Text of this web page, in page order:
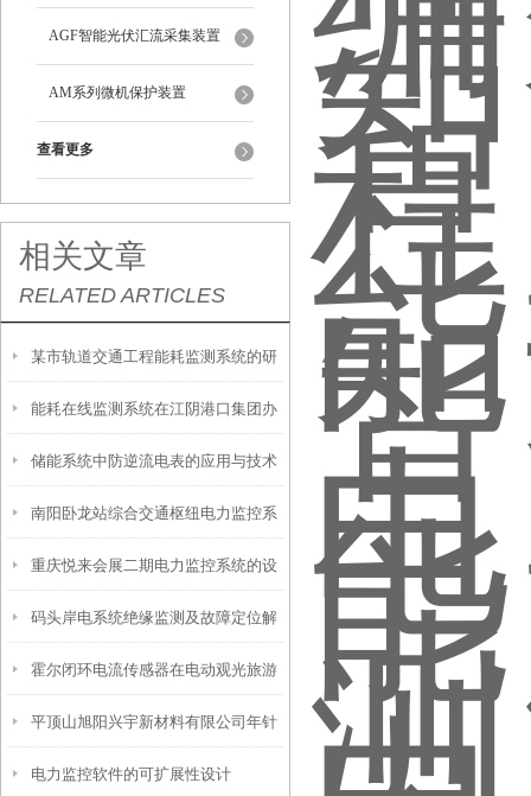
AGF智能光伏汇流采集装置
AM系列微机保护装置
查看更多
相关文章
RELATED ARTICLES
某市轨道交通工程能耗监测系统的研
究与应用
能耗在线监测系统在江阴港口集团办
公楼中的应用
储能系统中防逆流电表的应用与技术
研究-安科瑞是菊花
南阳卧龙站综合交通枢纽电力监控系
统项目的设计与应用
重庆悦来会展二期电力监控系统的设
计与应用
码头岸电系统绝缘监测及故障定位解
决方案
霍尔闭环电流传感器在电动观光旅游
车上的应用
平顶山旭阳兴宇新材料有限公司年针
状焦项目电力监控系统的设计和应用
电力监控软件的可扩展性设计